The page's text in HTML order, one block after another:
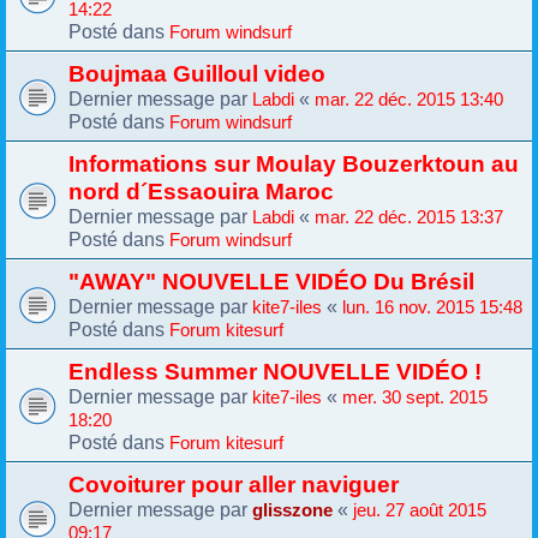
14:22
Posté dans Forum windsurf
Boujmaa Guilloul video
Dernier message par Labdi « mar. 22 déc. 2015 13:40
Posté dans Forum windsurf
Informations sur Moulay Bouzerktoun au
nord d´Essaouira Maroc
Dernier message par Labdi « mar. 22 déc. 2015 13:37
Posté dans Forum windsurf
"AWAY" NOUVELLE VIDÉO Du Brésil
Dernier message par kite7-iles « lun. 16 nov. 2015 15:48
Posté dans Forum kitesurf
Endless Summer NOUVELLE VIDÉO !
Dernier message par kite7-iles « mer. 30 sept. 2015
18:20
Posté dans Forum kitesurf
Covoiturer pour aller naviguer
Dernier message par glisszone « jeu. 27 août 2015
09:17